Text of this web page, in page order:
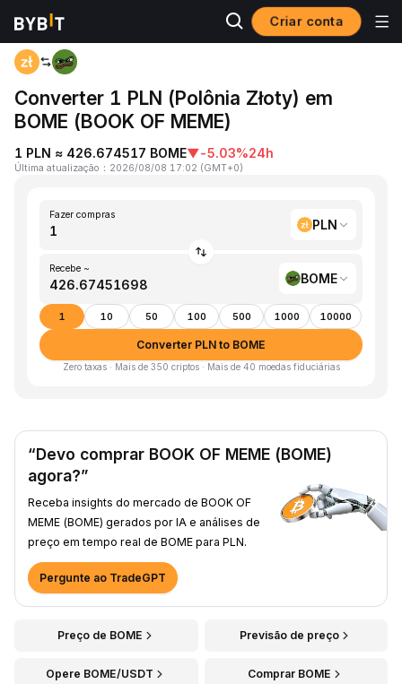
Criar conta
Página inicial
Converter 1 PLN (Polônia Złoty) em
BOME (BOOK OF MEME)
1 PLN ≈ 426.674517 BOME▼-5.03%24h
Última atualização ： 2026/08/08 17:02 (GMT+0)
Fazer compras
PLN
Recebe ~
BOME
1 10 50 100 500 1000 10000
Converter PLN to BOME
Zero taxas · Mais de 350 criptos · Mais de 40 moedas fiduciárias
“Devo comprar BOOK OF MEME (BOME)
agora?”
Receba insights do mercado de BOOK OF
MEME (BOME) gerados por IA e análises de
preço em tempo real de BOME para PLN.
Pergunte ao TradeGPT
Preço de BOME Previsão de preço
Opere BOME/USDT Comprar BOME